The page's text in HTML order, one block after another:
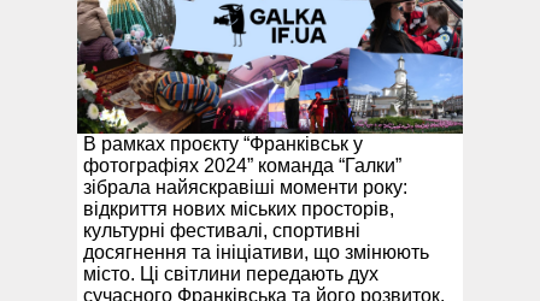
В рамках проєкту “Франківськ у
фотографіях 2024” команда “Галки”
зібрала найяскравіші моменти року:
відкриття нових міських просторів,
культурні фестивалі, спортивні
досягнення та ініціативи, що змінюють
місто. Ці світлини передають дух
сучасного Франківська та його розвиток.